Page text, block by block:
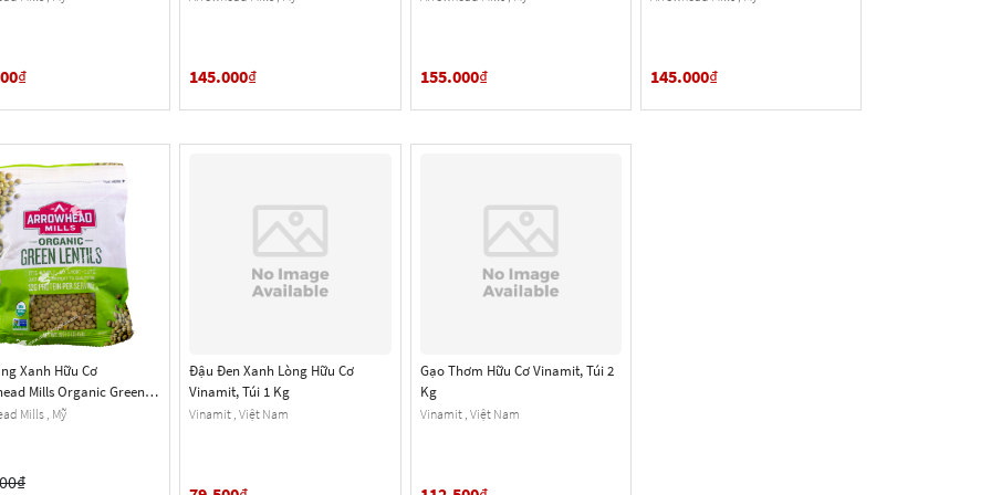
₫ 145.000₫ 155.000₫ 145.000₫
Xanh Hữu Cơ
Mills Organic Green
453g (1 Lb.) 16 Oz.
Mills , Mỹ
₫
Đậu Đen Xanh Lòng Hữu Cơ
Vinamit, Túi 1 Kg
Vinamit , Việt Nam
Gạo Thơm Hữu Cơ Vinamit, Túi 2
Kg
Vinamit , Việt Nam